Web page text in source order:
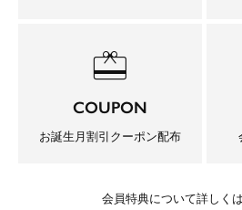
redeem
COUPON
お誕生月割引クーポン配布
会員特典について詳しくは